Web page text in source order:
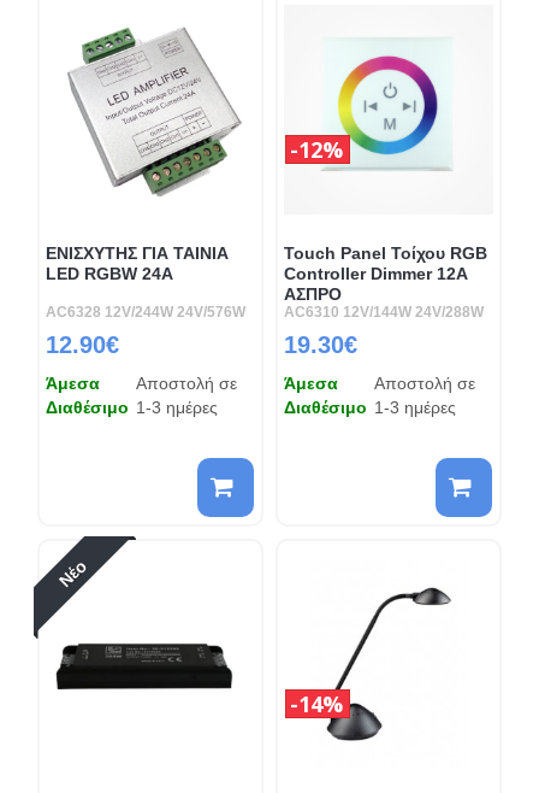
ΕΝΙΣΧΥΤΗΣ ΓΙΑ ΤΑΙΝΙΑ
LED RGBW 24A
AC6328 12V/244W 24V/576W
12.90€
Άμεσα
Διαθέσιμο
Αποστολή σε
1-3 ημέρες
Touch Panel Τοίχου RGB
Controller Dimmer 12A
ΑΣΠΡΟ
AC6310 12V/144W 24V/288W
19.30€
12%
Άμεσα
Διαθέσιμο
Αποστολή σε
1-3 ημέρες
Νέο
14%